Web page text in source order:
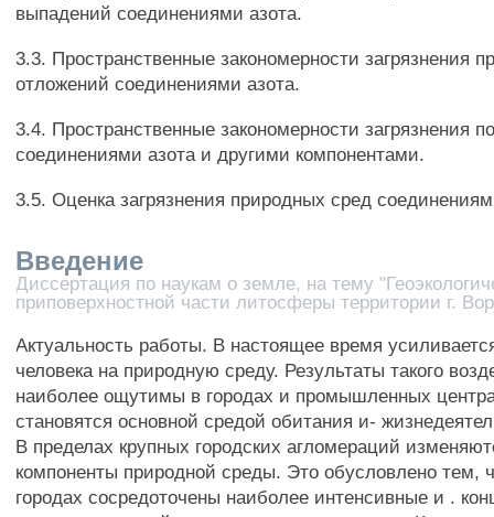
выпадений соединениями азота.
3.3. Пространственные закономерности загрязнения
отложений соединениями азота.
3.4. Пространственные закономерности загрязнения
соединениями азота и другими компонентами.
3.5. Оценка загрязнения природных сред
Введение
Диссертация по наукам о земле, на тему
приповерхностной части литосферы территории г.
Актуальность работы. В настоящее время
человека на природную среду. Результаты такого
наиболее ощутимы в городах и промышленных
становятся основной средой обитания и-
В пределах крупных городских агломераций
компоненты природной среды. Это обусловлено тем,
городах сосредоточены наиболее интенсивные и .